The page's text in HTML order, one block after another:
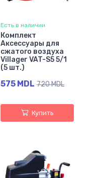
Есть в наличии
Комплект
Аксессуары для
сжатого воздуха
Villager VAT-S5 5/1
(5 шт.)
575 MDL 720 MDL
Купить